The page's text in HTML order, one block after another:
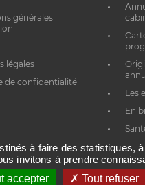
générales
légales
de confidentialité
Les
En
à faire des
invitons à prendre
accepter
Tout refuser